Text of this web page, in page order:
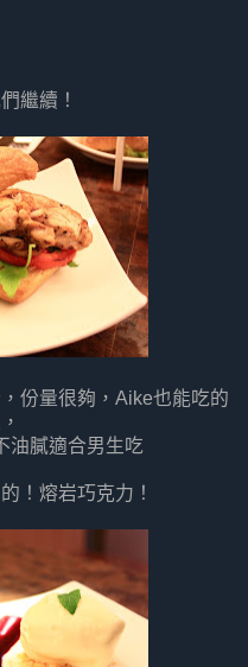
繼續！
份量很夠，Aike也能吃的
油膩適合男生吃
！熔岩巧克力！